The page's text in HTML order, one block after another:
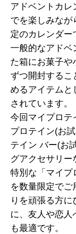
アドベントカレ
でを楽しみなが
定のカレンダー
一般的なアドベ
た箱にお菓子や
ずつ開封するこ
めるアイテムと
されています。
今回マイプロテ
プロテイン(お
テイン バー(お
グアクセサリー
特別な「マイプ
を数量限定でご
りを頑張る方
に、友人や恋人
も最適です。